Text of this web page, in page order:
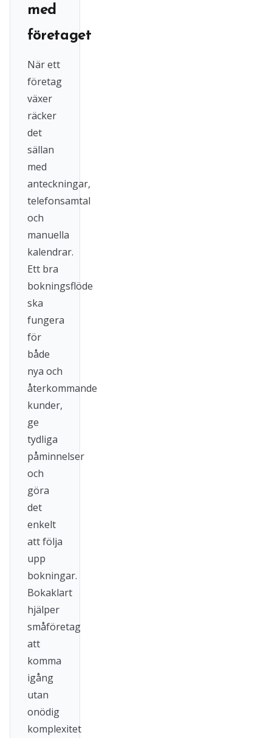
med
företaget
När ett
företag
växer
räcker
det
sällan
med
anteckningar,
telefonsamtal
och
manuella
kalendrar.
Ett bra
bokningsflöde
ska
fungera
för
både
nya och
återkommande
kunder,
ge
tydliga
påminnelser
och
göra
det
enkelt
att följa
upp
bokningar.
Bokaklart
hjälper
småföretag
att
komma
igång
utan
onödig
komplexitet